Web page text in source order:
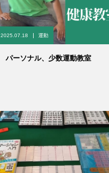
2025.07.18 運動
パーソナル、少数運動教室